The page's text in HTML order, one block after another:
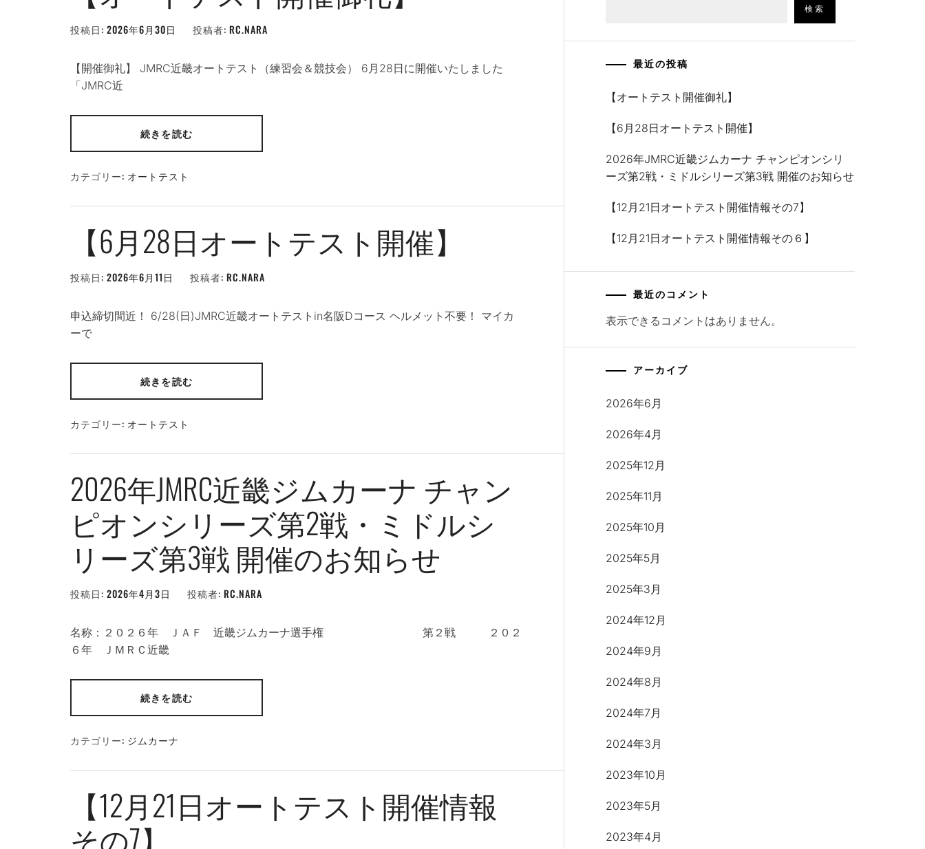
投稿日: 2026年6月30日 投稿者: RC.NARA
【開催御礼】 JMRC近畿オートテスト（練習会＆競技会） ​6月28日に開催いたしました
「JMRC近
続きを読む
カテゴリー: オートテスト
【6月28日オートテスト開催】
投稿日: 2026年6月11日 投稿者: RC.NARA
申込締切間近！ 6/28(日)JMRC近畿オートテストin名阪Dコース ヘルメット不要！ マイカ
ーで
続きを読む
カテゴリー: オートテスト
2026年JMRC近畿ジムカーナ チャン
ピオンシリーズ第2戦・ミドルシ
リーズ第3戦 開催のお知らせ
投稿日: 2026年4月3日 投稿者: RC.NARA
名称：２０２６年 ＪＡＦ 近畿ジムカーナ選手権 第２戦 ２０２
６年 ＪＭＲＣ近畿
続きを読む
カテゴリー: ジムカーナ
【12月21日オートテスト開催情報
その7】
検索
最近の投稿
【オートテスト開催御礼】
【6月28日オートテスト開催】
2026年JMRC近畿ジムカーナ チャンピオンシリ
ーズ第2戦・ミドルシリーズ第3戦 開催のお知らせ
【12月21日オートテスト開催情報その7】
【12月21日オートテスト開催情報その６】
最近のコメント
表示できるコメントはありません。
アーカイブ
2026年6月
2026年4月
2025年12月
2025年11月
2025年10月
2025年5月
2025年3月
2024年12月
2024年9月
2024年8月
2024年7月
2024年3月
2023年10月
2023年5月
2023年4月